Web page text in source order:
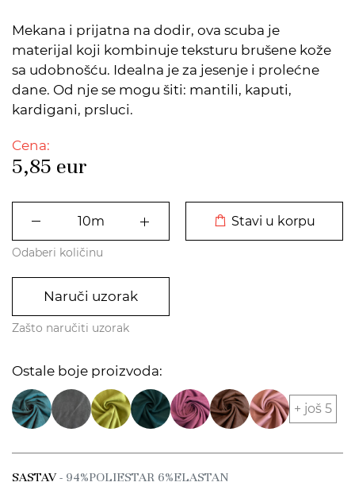
Mekana i prijatna na dodir, ova scuba je
materijal koji kombinuje teksturu brušene kože
sa udobnošću. Idealna je za jesenje i prolećne
dane. Od nje se mogu šiti: mantili, kaputi,
kardigani, prsluci.
Cena:
5,85 eur
Stavi u korpu
Odaberi količinu
Naruči uzorak
Zašto naručiti uzorak
Ostale boje proizvoda:
+ još 5
SASTAV- 94%POLIESTAR 6%ELASTAN